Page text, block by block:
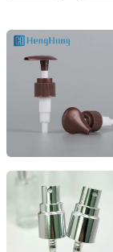
Ningbo
Zhejiang, China
Jiangsu Ai Deli
Jiangsu, China